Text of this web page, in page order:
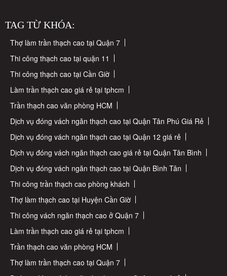
TAG TỪ KHÓA:
Thợ làm trần thạch cao tại Quận 7
Thi công thạch cao tại quận 11
Thi công thạch cao tại Cần Giờ
Làm trần thạch cao giá rẻ tại tphcm
Trần thạch cao văn phòng HCM
Dịch vụ đóng vách ngăn thạch cao tại Quận Tân Phú Giá Rẻ
Dịch vụ đóng vách ngăn thạch cao tại Quận 12 giá rẻ
Dịch vụ đóng vách ngăn thạch cao giá rẻ tại Quận Tân Bình
Dịch vụ đóng vách ngăn thạch cao tại Quận Bình Tân
Thi công trần thạch cao phòng khách
Thợ làm thạch cao tại Huyện Cần Giờ
Thi công vách ngăn thạch cao ở Quận 7
Làm trần thạch cao giá rẻ tại tphcm
Trần thạch cao văn phòng HCM
Thợ làm trần thạch cao tại Quận 7